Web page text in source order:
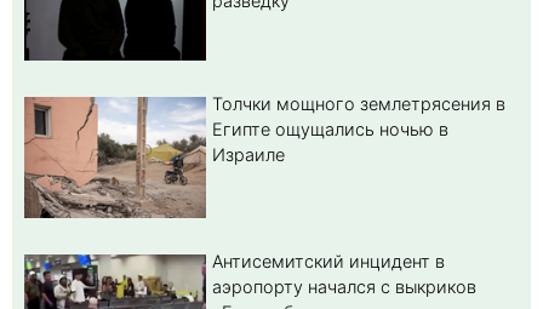
Толчки мощного землетрясения в
Египте ощущались ночью в
Израиле
Антисемитский инцидент в
аэропорту начался с выкриков